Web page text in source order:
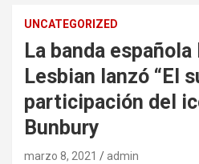
UNCATEGORIZED
La banda
Lesbian lanzó “El
participación del
Bunbury
marzo 8, 2021 admin